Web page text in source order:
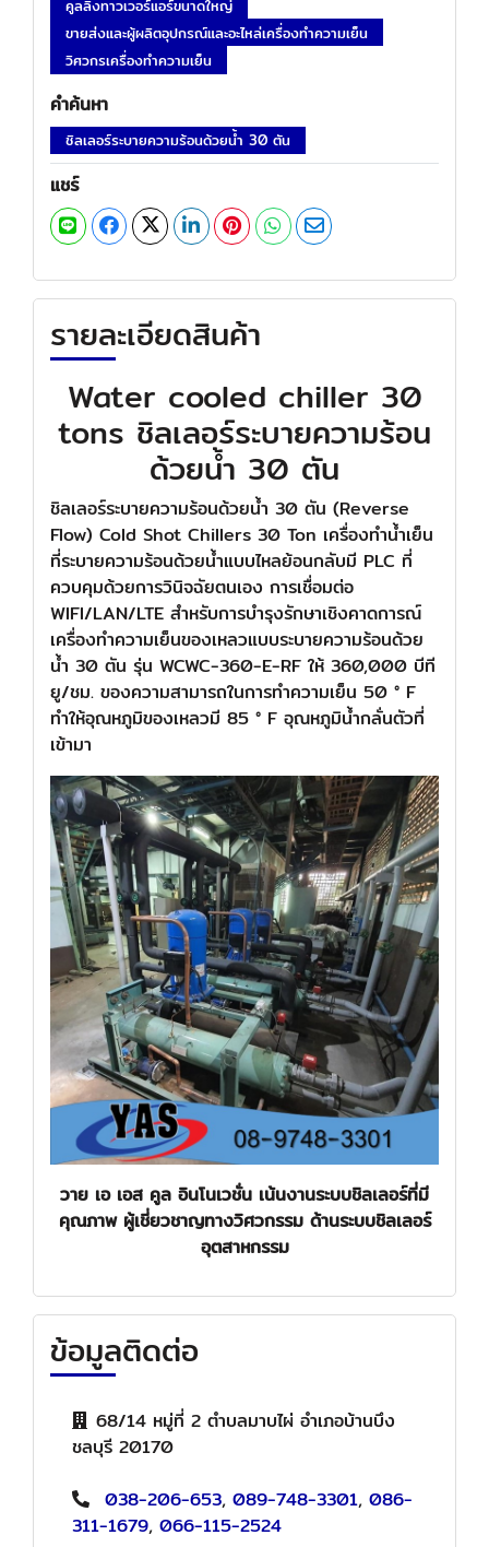
คูลลิ่งทาวเวอร์แอร์ขนาดใหญ่
ขายส่งและผู้ผลิตอุปกรณ์และอะไหล่เครื่องทำความเย็น
วิศวกรเครื่องทำความเย็น
คำค้นหา
ชิลเลอร์ระบายความร้อนด้วยน้ำ 30 ตัน
แชร์
รายละเอียดสินค้า
Water cooled chiller 30
tons ชิลเลอร์ระบายความร้อน
ด้วยน้ำ 30 ตัน
ชิลเลอร์ระบายความร้อนด้วยน้ำ 30 ตัน (Reverse
Flow) Cold Shot Chillers 30 Ton เครื่องทำน้ำเย็น
ที่ระบายความร้อนด้วยน้ำแบบไหลย้อนกลับมี PLC ที่
ควบคุมด้วยการวินิจฉัยตนเอง การเชื่อมต่อ
WIFI/LAN/LTE สำหรับการบำรุงรักษาเชิงคาดการณ์
เครื่องทำความเย็นของเหลวแบบระบายความร้อนด้วย
น้ำ 30 ตัน รุ่น WCWC-360-E-RF ให้ 360,000 บีที
ยู/ชม. ของความสามารถในการทำความเย็น 50 ° F
ทำให้อุณหภูมิของเหลวมี 85 ° F อุณหภูมิน้ำกลั่นตัวที่
เข้ามา
วาย เอ เอส คูล อินโนเวชั่น เน้นงานระบบชิลเลอร์ที่มี
คุณภาพ ผู้เชี่ยวชาญทางวิศวกรรม ด้านระบบชิลเลอร์
อุตสาหกรรม
ข้อมูลติดต่อ
68/14 หมู่ที่ 2 ตำบลมาบไผ่ อำเภอบ้านบึง
ชลบุรี 20170
038-206-653, 089-748-3301, 086-
311-1679, 066-115-2524